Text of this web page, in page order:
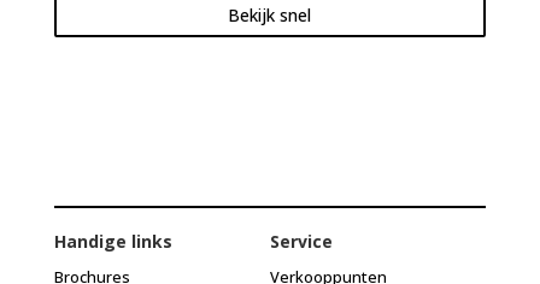
Bekijk snel
Handige links
Brochures
Service
Verkooppunten